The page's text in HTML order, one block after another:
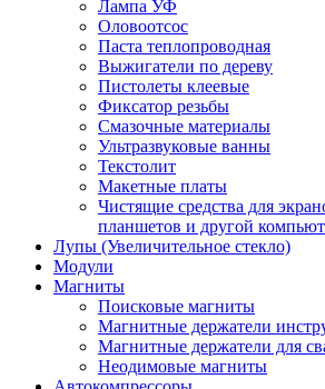
Лампа УФ
Оловоотсос
Паста теплопроводная
Выжигатели по дереву
Пистолеты клеевые
Фиксатор резьбы
Смазочные материалы
Ультразвуковые ванны
Текстолит
Макетные платы
Чистящие средства для
планшетов и другой
Лупы (Увеличительное стекло)
Модули
Магниты
Поисковые магниты
Магнитные держатели
Магнитные держатели для
Неодимовые магниты